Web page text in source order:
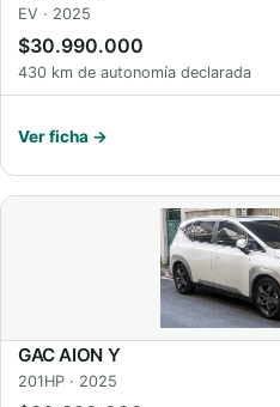
EV · 2025
$30.990.000
430 km de autonomía declarada
Ver ficha →
GAC AION Y
201HP · 2025